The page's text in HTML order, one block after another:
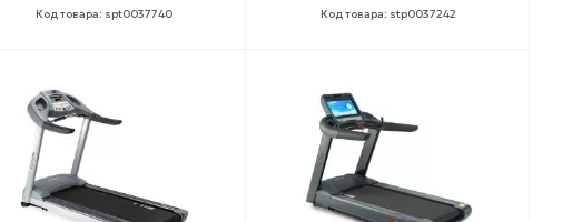
Код товара: spt0037740 Код товара: stp0037242